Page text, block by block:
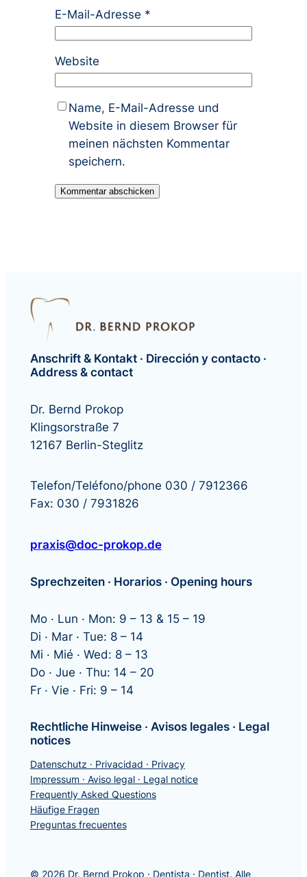
E-Mail-Adresse *
Website
Name, E-Mail-Adresse und
Website in diesem Browser für
meinen nächsten Kommentar
speichern.
Anschrift & Kontakt · Dirección y contacto ·
Address & contact
Dr. Bernd Prokop
Klingsorstraße 7
12167 Berlin-Steglitz
Telefon/Teléfono/phone 030 / 7912366
Fax: 030 / 7931826
praxis@doc-prokop.de
Sprechzeiten · Horarios · Opening hours
Mo · Lun · Mon: 9 – 13 & 15 – 19
Di · Mar · Tue: 8 – 14
Mi · Mié · Wed: 8 – 13
Do · Jue · Thu: 14 – 20
Fr · Vie · Fri: 9 – 14
Rechtliche Hinweise · Avisos legales · Legal
notices
Datenschutz · Privacidad · Privacy
Impressum · Aviso legal · Legal notice
Frequently Asked Questions
Häufige Fragen
Preguntas frecuentes
© 2026 Dr. Bernd Prokop · Dentista · Dentist. Alle